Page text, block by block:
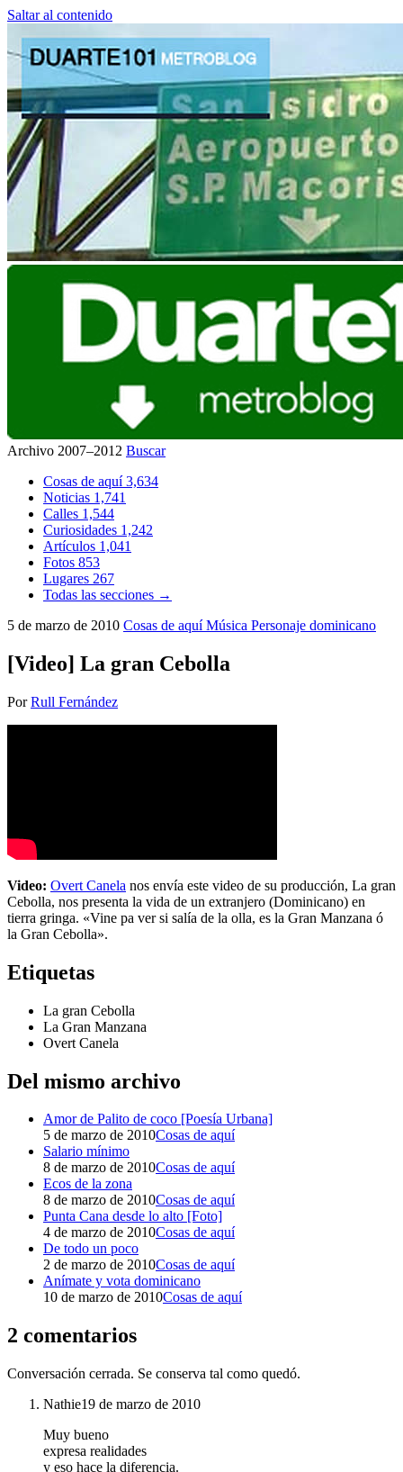
Saltar al contenido
Archivo 2007–2012 Buscar
Cosas de aquí3,634
Noticias 1,741
Calles 1,544
Curiosidades 1,242
Artículos 1,041
Fotos 853
Lugares 267
Todas las secciones →
5 de marzo de 2010 Cosas de aquíMúsica Personaje dominicano
[Video] La gran Cebolla
PorRull Fernández
Video: Overt Canela nos envía este video de su producción, La gran
Cebolla, nos presenta la vida de un extranjero (Dominicano) en
tierra gringa. «Vine pa ver si salía de la olla, es la Gran Manzana ó
la Gran Cebolla».
Etiquetas
La gran Cebolla
La Gran Manzana
Overt Canela
Del mismo archivo
Amor de Palito de coco [Poesía Urbana]
5 de marzo de 2010Cosas de aquí
Salario mínimo
8 de marzo de 2010Cosas de aquí
Ecos de la zona
8 de marzo de 2010Cosas de aquí
Punta Cana desde lo alto [Foto]
4 de marzo de 2010Cosas de aquí
De todo un poco
2 de marzo de 2010Cosas de aquí
Anímate y vota dominicano
10 de marzo de 2010Cosas de aquí
2 comentarios
Conversación cerrada. Se conserva tal como quedó.
Nathie19 de marzo de 2010
Muy bueno
expresa realidades
y eso hace la diferencia.